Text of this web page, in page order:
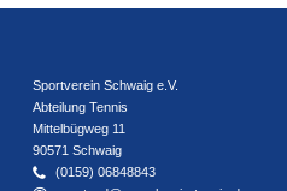
Sportverein Schwaig e.V.
Abteilung Tennis
Mittelbügweg 11
90571 Schwaig
(0159) 06848843